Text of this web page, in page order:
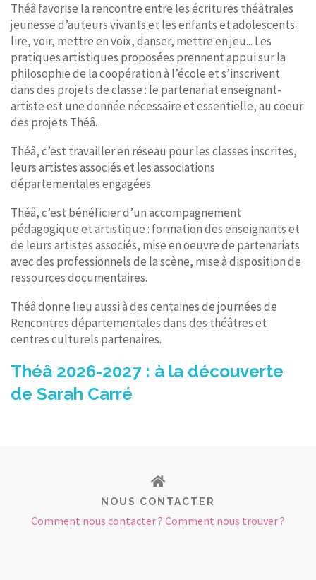
Théâ favorise la rencontre entre les écritures théâtrales
jeunesse d’auteurs vivants et les enfants et adolescents :
lire, voir, mettre en voix, danser, mettre en jeu... Les
pratiques artistiques proposées prennent appui sur la
philosophie de la coopération à l’école et s’inscrivent
dans des projets de classe : le partenariat enseignant-
artiste est une donnée nécessaire et essentielle, au coeur
des projets Théâ.
Théâ, c’est travailler en réseau pour les classes inscrites,
leurs artistes associés et les associations
départementales engagées.
Théâ, c’est bénéficier d’un accompagnement
pédagogique et artistique : formation des enseignants et
de leurs artistes associés, mise en oeuvre de partenariats
avec des professionnels de la scène, mise à disposition de
ressources documentaires.
Théâ donne lieu aussi à des centaines de journées de
Rencontres départementales dans des théâtres et
centres culturels partenaires.
Théâ 2026-2027 : à la découverte
de Sarah Carré
NOUS CONTACTER
Comment nous contacter ? Comment nous trouver ?